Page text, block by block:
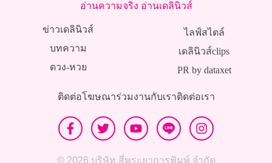
อ่านความจริง อ่านเดลินิวส์
ข่าวเดลินิวส์
บทความ
ดวง-หวย
ไลฟ์สไตล์
เดลินิวส์clips
PR by dataxet
ติดต่อโฆษณาร่วมงานกับเราติดต่อเรา
© 2026 บริษัท สี่พระยาการพิมพ์ จำกัด